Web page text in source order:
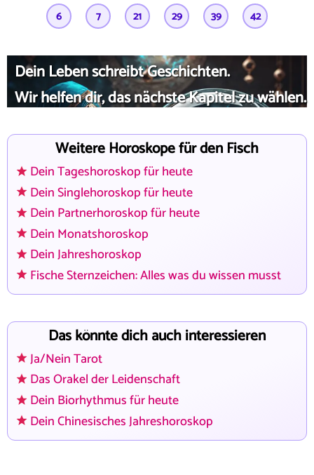
6 7 21 29 39 42
Dein Leben schreibt Geschichten.
Wir helfen dir, das nächste Kapitel zu wählen.
Weitere Horoskope für den Fisch
Dein Tageshoroskop für heute
Dein Singlehoroskop für heute
Dein Partnerhoroskop für heute
Dein Monatshoroskop
Dein Jahreshoroskop
Fische Sternzeichen: Alles was du wissen musst
Das könnte dich auch interessieren
Ja/Nein Tarot
Das Orakel der Leidenschaft
Dein Biorhythmus für heute
Dein Chinesisches Jahreshoroskop